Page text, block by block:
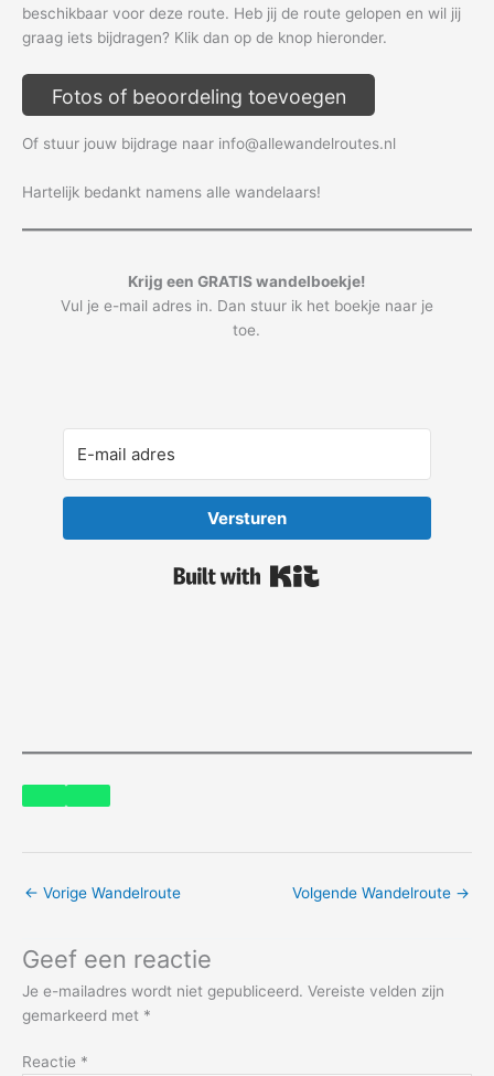
beschikbaar voor deze route. Heb jij de route gelopen en wil jij
graag iets bijdragen? Klik dan op de knop hieronder.
Fotos of beoordeling toevoegen
Of stuur jouw bijdrage naar info@allewandelroutes.nl
Hartelijk bedankt namens alle wandelaars!
Krijg een GRATIS wandelboekje!
Vul je e-mail adres in. Dan stuur ik het boekje naar je
toe.
Versturen
← Vorige Wandelroute Volgende Wandelroute →
Geef een reactie
Je e-mailadres wordt niet gepubliceerd. Vereiste velden zijn
gemarkeerd met *
Reactie *